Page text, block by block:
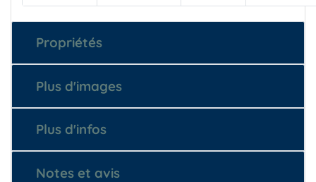
Propriétés
Plus d'images
Plus d'infos
Notes et avis